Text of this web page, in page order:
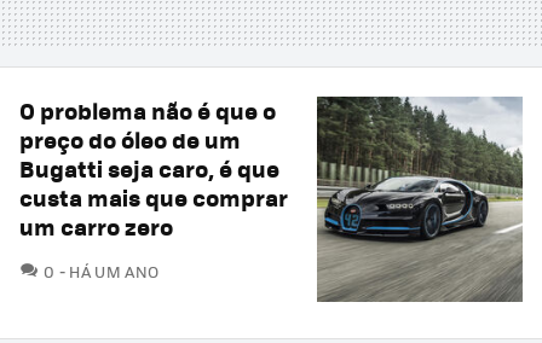
O problema não é que o
preço do óleo de um
Bugatti seja caro, é que
custa mais que comprar
um carro zero
0 COMENTÁRIOS
HÁ UM ANO